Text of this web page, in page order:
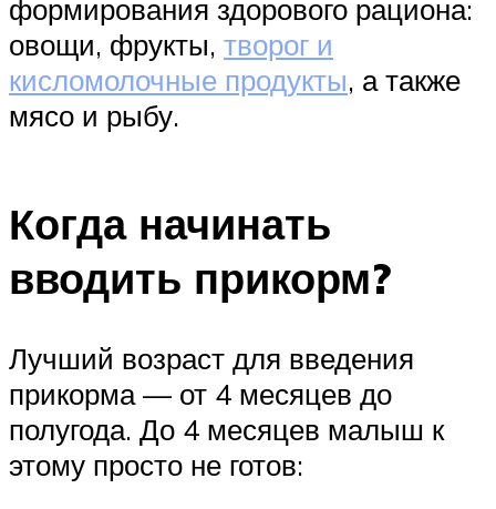
формирования здорового рациона:
овощи, фрукты, творог и
кисломолочные продукты, а также
мясо и рыбу.
Когда начинать
вводить прикорм?
Лучший возраст для введения
прикорма — от 4 месяцев до
полугода. До 4 месяцев малыш к
этому просто не готов: